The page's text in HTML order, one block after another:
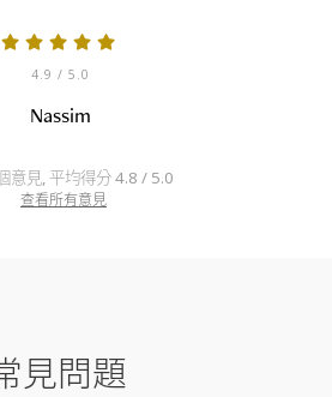
4.9 / 5.0
Nassim
意見, 平均得分 4.8 / 5.0
查看所有意見
見問題